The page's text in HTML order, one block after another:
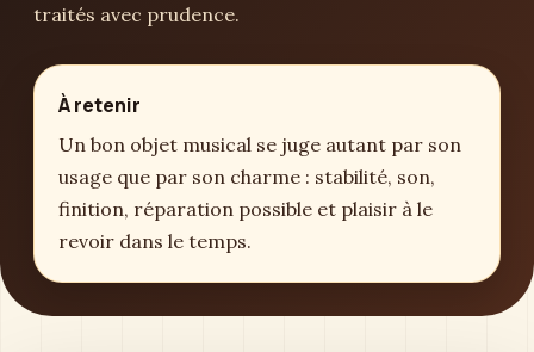
traités avec prudence.
À retenir
Un bon objet musical se juge autant par son
usage que par son charme : stabilité, son,
finition, réparation possible et plaisir à le
revoir dans le temps.